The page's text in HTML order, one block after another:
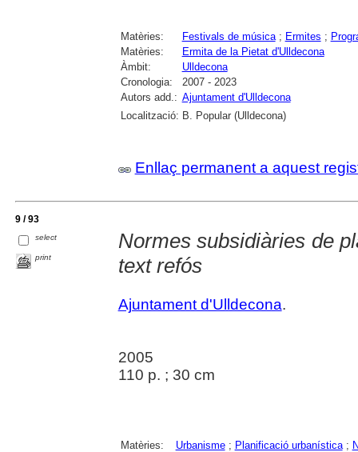
Matèries: Festivals de música; Ermites ;
Matèries:
Ermita de la Pietat d'Ulldecona
Àmbit:
Ulldecona
Cronologia:
2007 - 2023
Autors add.: Ajuntament d'Ulldecona
Localització: B. Popular (Ulldecona)
Enllaç permanent a aquest
9 / 93
select
print
Normes subsidiàries de
text refós
Ajuntament d'Ulldecona.
2005
110 p. ; 30 cm
Matèries: Urbanisme; Planificació urbanística;